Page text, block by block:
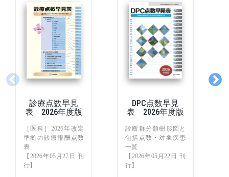
診療点数早見
表 2026年度版
［医科］2026年改定
準拠の診療報酬点数
表
【2026年05月27日 刊
行】
DPC点数早見
表 2026年度版
診断群分類樹形図と
包括点数・対象疾患
一覧
【2026年05月22日 刊
行】